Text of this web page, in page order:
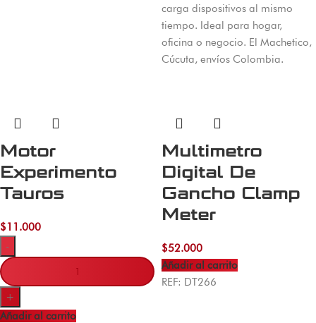
carga dispositivos al mismo
tiempo. Ideal para hogar,
oficina o negocio. El Machetico,
Cúcuta, envíos Colombia.
Motor
Experimento
Tauros
$11.000
-
+
Añadir al carrito
Multimetro
Digital De
Gancho Clamp
Meter
$52.000
Añadir al carrito
REF: DT266